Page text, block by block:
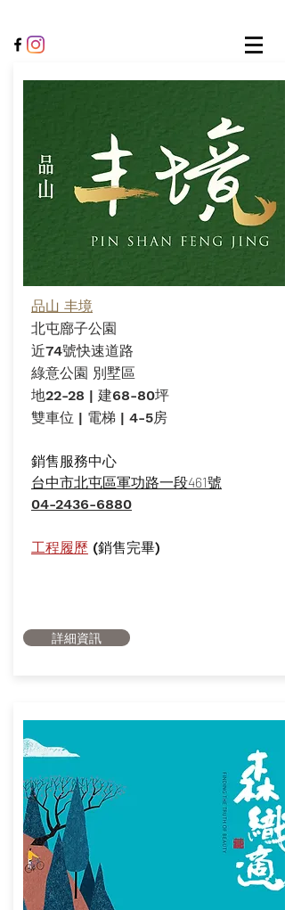
品山 丰境
北屯廍子公園
近74號快速道路
綠意公園 別墅區
地22-28 | 建68-80坪
​雙車位 | 電梯 | 4-5房
​銷售服務中心
台中市北屯區軍功路一段461號
04-2436-6880
​工程履歷 (銷售完畢)
詳細資訊